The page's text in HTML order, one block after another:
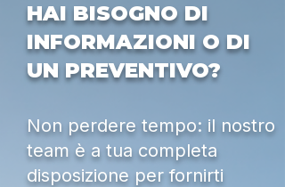
HAI BISOGNO DI
INFORMAZIONI O DI
UN PREVENTIVO?
Non perdere tempo: il nostro
team è a tua completa
disposizione per fornirti